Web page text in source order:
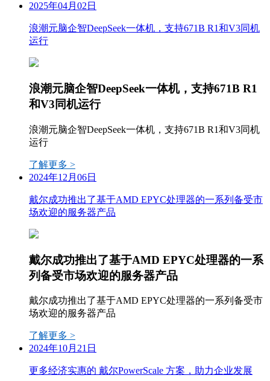
2025年04月02日
浪潮元脑企智DeepSeek一体机，支持671B R1和V3同机
运行
浪潮元脑企智DeepSeek一体机，支持671B R1
和V3同机运行
浪潮元脑企智DeepSeek一体机，支持671B R1和V3同机
运行
了解更多 >
2024年12月06日
戴尔成功推出了基于AMD EPYC处理器的一系列备受市
场欢迎的服务器产品
戴尔成功推出了基于AMD EPYC处理器的一系
列备受市场欢迎的服务器产品
戴尔成功推出了基于AMD EPYC处理器的一系列备受市
场欢迎的服务器产品
了解更多 >
2024年10月21日
更多经济实惠的 戴尔PowerScale 方案，助力企业发展